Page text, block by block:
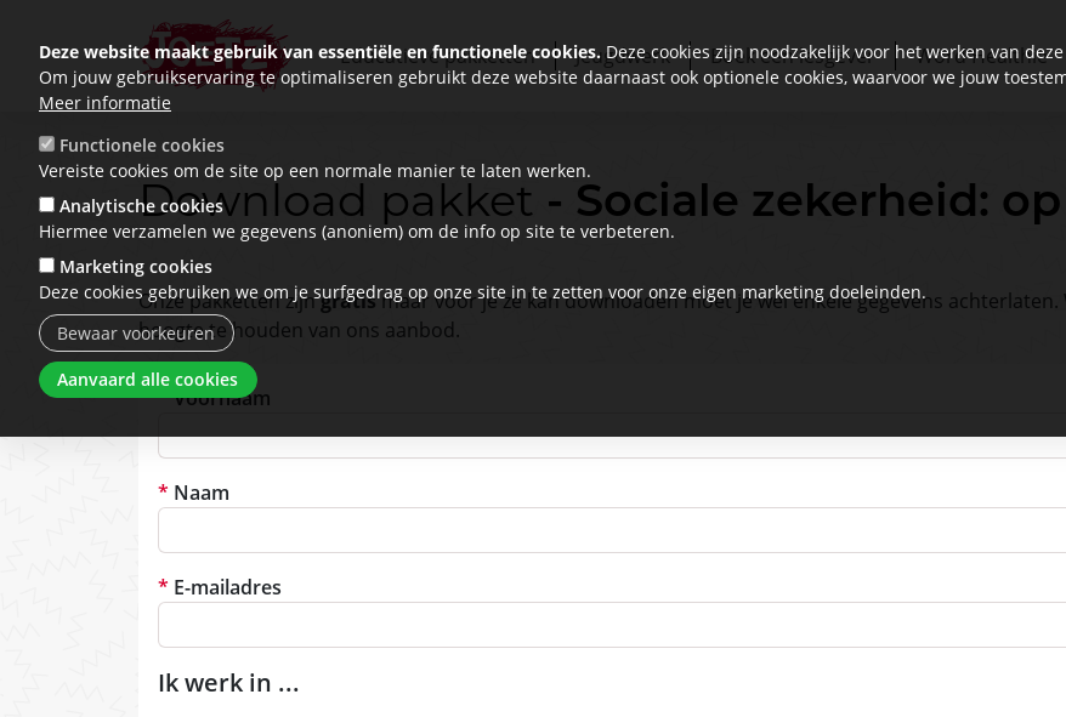
Deze website maakt gebruik van essentiële en functionele cookies.Deze cookies zijn noodzakelijk voor het werken van
Om jouw gebruikservaring te optimaliseren gebruikt deze website daarnaast ook optionele cookies, waarvoor we jouw
Meer informatie
Functionele cookies
Vereiste cookies om de site op een normale manier te laten werken.
Analytische cookies
Hiermee verzamelen we gegevens (anoniem) om de info op site te verbeteren.
Marketing cookies
Deze cookies gebruiken we om je surfgedrag op onze site in te zetten voor onze eigen marketing doeleinden.
Bewaar voorkeuren
Aanvaard alle cookies
Educatieve pakketten Jeugdwerk Boek een lesgever Word Healthie
Download pakket - Sociale zekerheid:
Onze pakketten zijngratismaar voor je ze kan downloaden moet je wel enkele gegevens
hoogte te houden van ons aanbod.
Voornaam
Naam
E-mailadres
Ik werk in ...